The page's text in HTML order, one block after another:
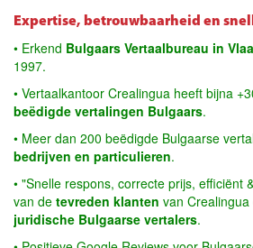
Expertise, betrouwbaarheid en
• Erkend Bulgaars Vertaalbureau in
1997.
• Vertaalkantoor Crealingua heeft bijna
beëdigde vertalingen Bulgaars.
• Meer dan 200 beëdigde Bulgaarse
bedrijven en particulieren.
• "Snelle respons, correcte prijs, efficiënt
van de tevreden klanten van
juridische Bulgaarse vertalers.